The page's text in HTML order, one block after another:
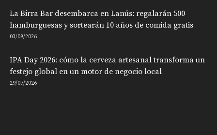
La Birra Bar desembarca en Lanús: regalarán 500
hamburguesas y sortearán 10 años de comida gratis
03/08/2026
IPA Day 2026: cómo la cerveza artesanal transforma un
festejo global en un motor de negocio local
29/07/2026